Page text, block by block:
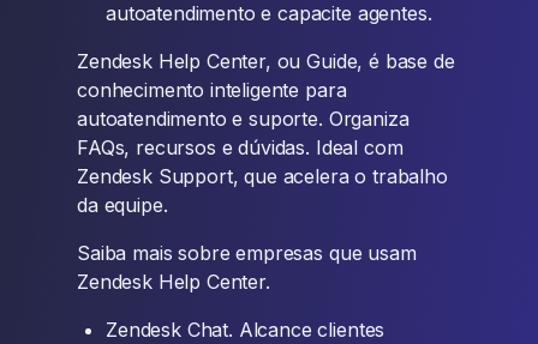
autoatendimento e capacite agentes.
Zendesk Help Center, ou Guide, é base de
conhecimento inteligente para
autoatendimento e suporte. Organiza
FAQs, recursos e dúvidas. Ideal com
Zendesk Support, que acelera o trabalho
da equipe.
Saiba mais sobre empresas que usam
Zendesk Help Center.
Zendesk Chat. Alcance clientes